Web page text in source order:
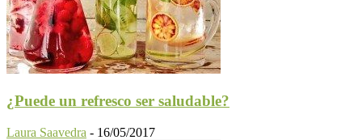
¿Puede un refresco ser saludable?
Laura Saavedra - 16/05/2017